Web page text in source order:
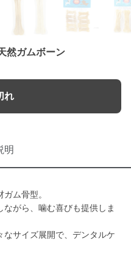
然ガムボーン
れ
明
ム骨型。
がら、噛む喜びも提供しま
サイズ展開で、デンタルケ